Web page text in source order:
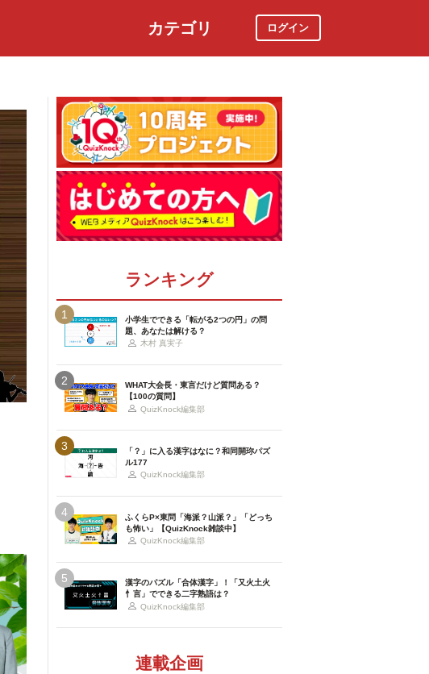
カテゴリ ログイン
ランキング
1
小学生でできる「転がる2つの円」の問
題、あなたは解ける？
木村 真実子
2
WHAT大会長・東言だけど質問ある？
【100の質問】
QuizKnock編集部
3
「？」に入る漢字はなに？和同開珎パズ
ル177
QuizKnock編集部
4
ふくらP×東問「海派？山派？」「どっち
も怖い」【QuizKnock雑談中】
QuizKnock編集部
5
漢字のパズル「合体漢字」！「又火土火
忄言」でできる二字熟語は？
QuizKnock編集部
連載企画